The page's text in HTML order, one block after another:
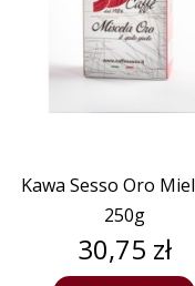
Kawa Sesso Oro
250g
Cena
30,75 zł